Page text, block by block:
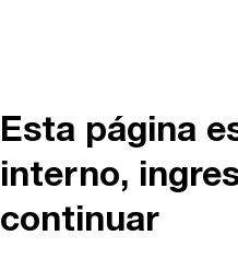
Esta página
interno,
continuar